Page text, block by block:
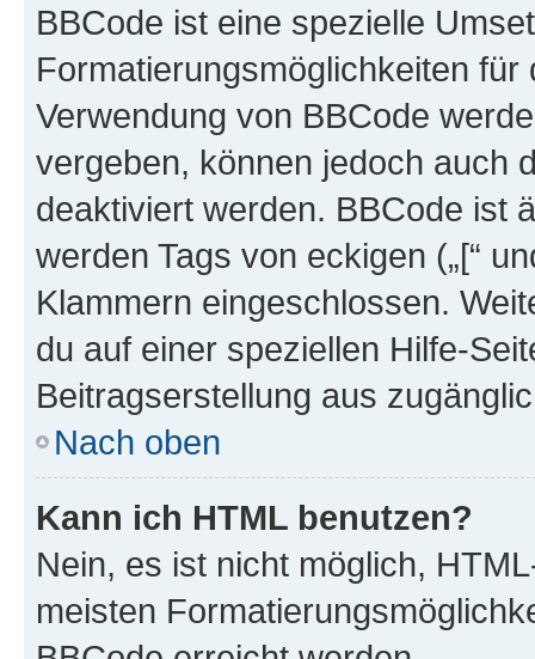
BBCode ist eine spezielle
Formatierungsmöglichkeiten
Verwendung von BBCode
vergeben, können jedoch auch
deaktiviert werden. BBCode ist
werden Tags von eckigen („[“
Klammern eingeschlossen.
du auf einer speziellen Hilfe-
Beitragserstellung aus
Nach oben
Kann ich HTML benutzen?
Nein, es ist nicht möglich,
meisten